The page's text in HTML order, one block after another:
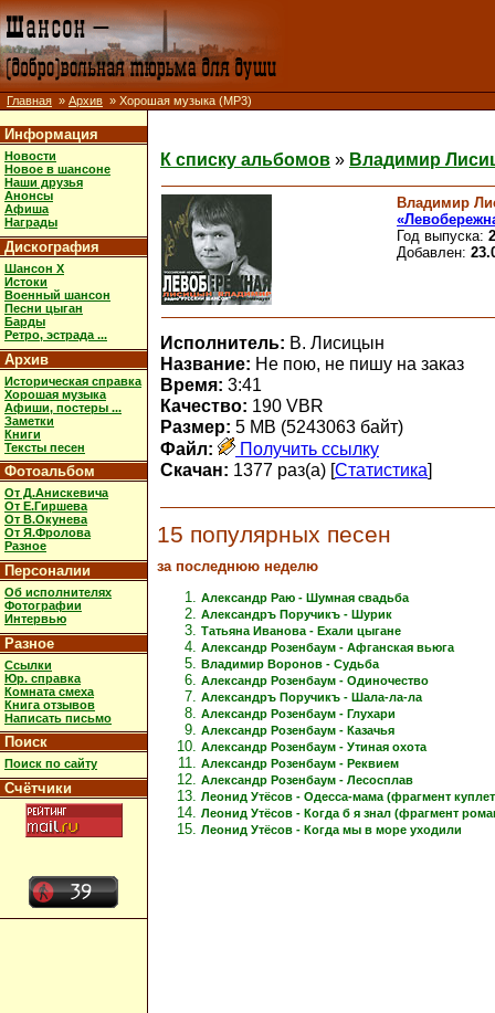
Главная » Архив » Хорошая музыка (MP3)
Информация
Новости
Новое в шансоне
Наши друзья
Анонсы
Афиша
Награды
Дискография
Шансон X
Истоки
Военный шансон
Песни цыган
Барды
Ретро, эстрада ...
Архив
Историческая справка
Хорошая музыка
Афиши, постеры ...
Заметки
Книги
Тексты песен
Фотоальбом
От Д.Анискевича
От Е.Гиршева
От В.Окунева
От Я.Фролова
Разное
Персоналии
Об исполнителях
Фотографии
Интервью
Разное
Ссылки
Юр. справка
Комната смеха
Книга отзывов
Написать письмо
Поиск
Поиск по сайту
Счётчики
К списку альбомов » Владимир
Владимир
Год выпуска:
Добавлен:
Исполнитель: В. Лисицын
Название: Не пою, не пишу на заказ
Время: 3:41
Качество: 190 VBR
Размер: 5 MB (5243063 байт)
Файл:
Получить ссылку
Скачан: 1377 раз(а) [Статистика]
15 популярных песен
за последнюю неделю
Александр Раю - Шумная свадьба
Александръ Поручикъ - Шурик
Татьяна Иванова - Ехали цыгане
Александр Розенбаум - Афганская вьюга
Владимир Воронов - Судьба
Александр Розенбаум - Одиночество
Александръ Поручикъ - Шала-ла-ла
Александр Розенбаум - Глухари
Александр Розенбаум - Казачья
Александр Розенбаум - Утиная охота
Александр Розенбаум - Реквием
Александр Розенбаум - Лесосплав
Леонид Утёсов - Одесса-мама (фрагмент
Леонид Утёсов - Когда б я знал (фрагмент
Леонид Утёсов - Когда мы в море уходили